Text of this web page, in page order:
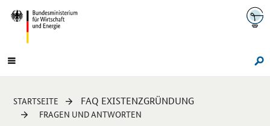
Navigation
Hauptmenü
Sie
sind
STARTSEITE FAQ EXISTENZGRÜNDUNG
FRAGEN UND ANTWORTEN